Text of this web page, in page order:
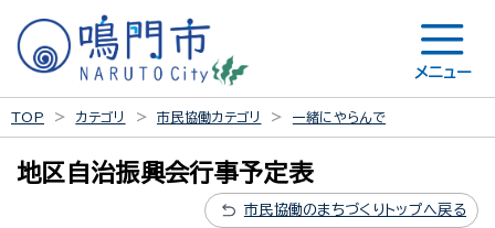
メニュー
TOP カテゴリ 市民協働カテゴリ 一緒にやらんで
地区自治振興会行事予定表
市民協働のまちづくりトップへ戻る